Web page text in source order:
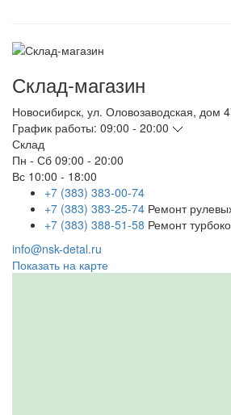
Склад-магазин
Новосибирск, ул. Оловозаводская, дом
График работы: 09:00 - 20:00
Склад
Пн - Сб 09:00 - 20:00
Вс 10:00 - 18:00
+7 (383) 383-00-74
+7 (383) 383-25-74 Ремонт
+7 (383) 388-51-58 Ремонт
info@nsk-detal.ru
Показать на карте